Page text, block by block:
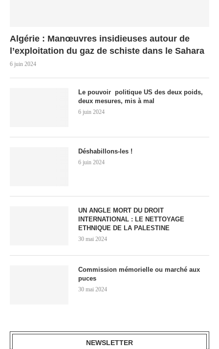
Algérie : Manœuvres insidieuses autour de
l’exploitation du gaz de schiste dans le Sahara
6 juin 2024
Le pouvoir politique US des deux poids,
deux mesures, mis à mal
6 juin 2024
Déshabillons-les !
6 juin 2024
UN ANGLE MORT DU DROIT
INTERNATIONAL : LE NETTOYAGE
ETHNIQUE DE LA PALESTINE
30 mai 2024
Commission mémorielle ou marché aux
puces
30 mai 2024
NEWSLETTER